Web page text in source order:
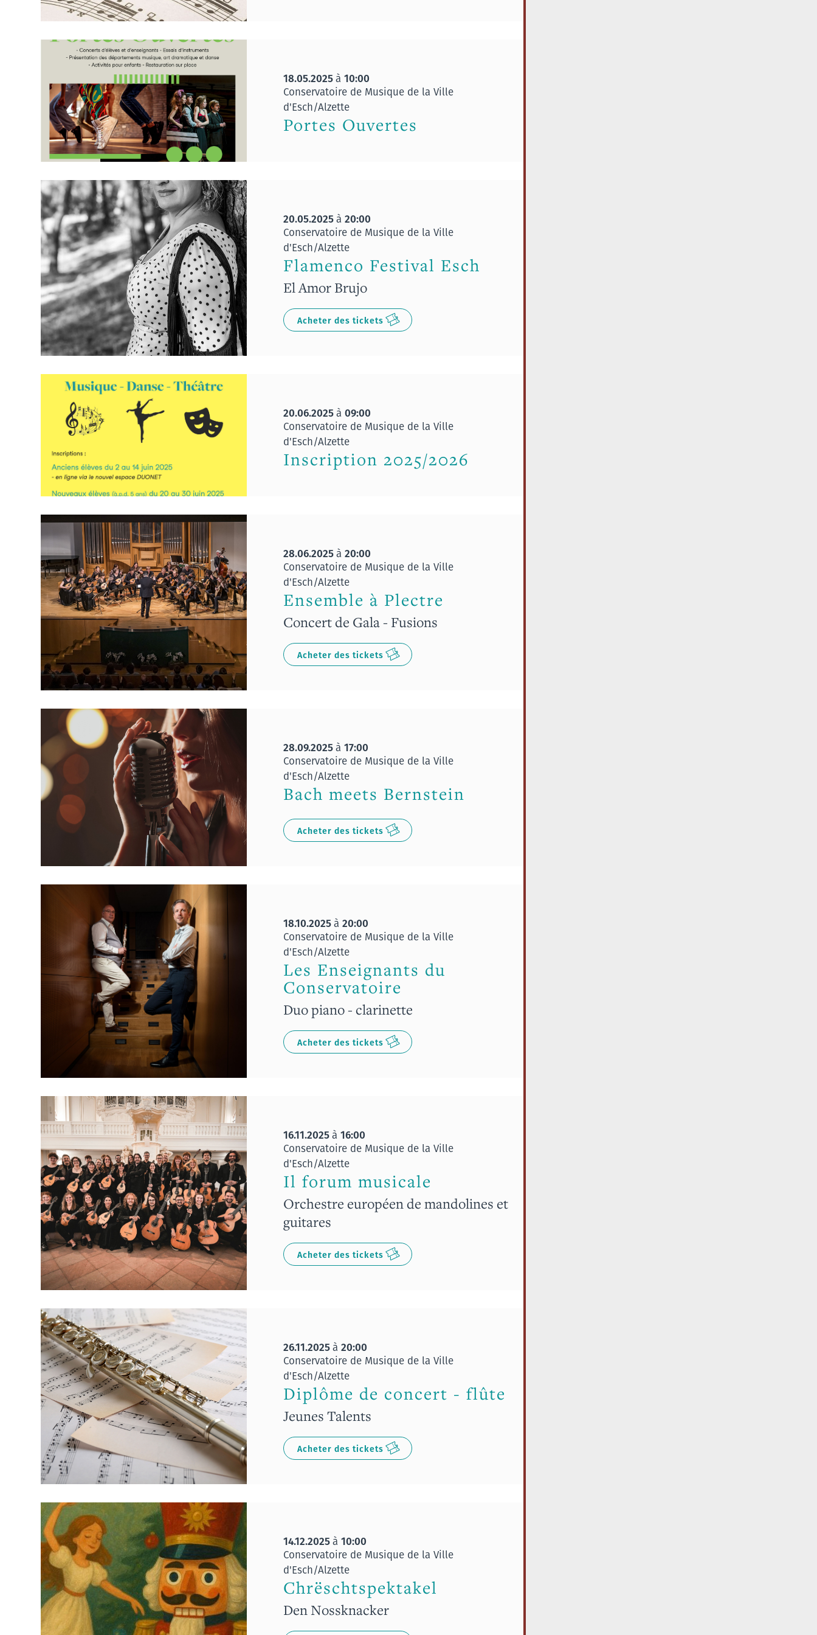
18.05.2025à 10:00
Conservatoire de Musique de la Ville
d'Esch/Alzette
Portes Ouvertes
20.05.2025à 20:00
Conservatoire de Musique de la Ville
d'Esch/Alzette
Flamenco Festival Esch
El Amor Brujo
Acheter des tickets
20.06.2025à 09:00
Conservatoire de Musique de la Ville
d'Esch/Alzette
Inscription 2025/2026
28.06.2025à 20:00
Conservatoire de Musique de la Ville
d'Esch/Alzette
Ensemble à Plectre
Concert de Gala - Fusions
Acheter des tickets
28.09.2025à 17:00
Conservatoire de Musique de la Ville
d'Esch/Alzette
Bach meets Bernstein
Acheter des tickets
18.10.2025à 20:00
Conservatoire de Musique de la Ville
d'Esch/Alzette
Les Enseignants du
Conservatoire
Duo piano - clarinette
Acheter des tickets
16.11.2025à 16:00
Conservatoire de Musique de la Ville
d'Esch/Alzette
Il forum musicale
Orchestre européen de mandolines et
guitares
Acheter des tickets
26.11.2025à 20:00
Conservatoire de Musique de la Ville
d'Esch/Alzette
Diplôme de concert - flûte
Jeunes Talents
Acheter des tickets
14.12.2025à 10:00
Conservatoire de Musique de la Ville
d'Esch/Alzette
Chrëschtspektakel
Den Nossknacker